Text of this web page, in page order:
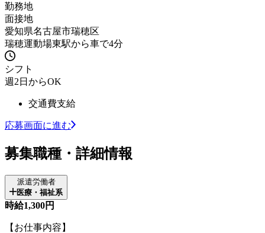
勤務地
面接地
愛知県名古屋市瑞穂区
瑞穂運動場東駅から車で4分
シフト
週2日からOK
交通費支給
応募画面に進む
募集職種・詳細情報
派遣労働者
医療・福祉系
時給1,300円
【お仕事内容】